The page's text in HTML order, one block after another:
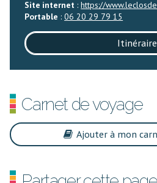
Site internet :https://
Portable :06 20 29 79 15
Itinéraire
Carnet de voyage
Ajouter à mon